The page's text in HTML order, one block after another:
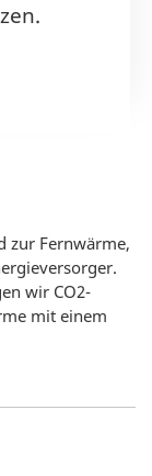
zur Fern­wärme,
wir CO2-
mit einem